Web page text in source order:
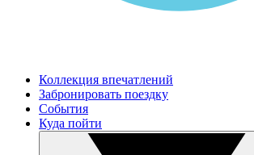
Коллекция впечатлений
Забронировать поездку
События
Куда пойти